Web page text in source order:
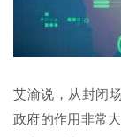
艾渝说，从封闭
政府的作用非常